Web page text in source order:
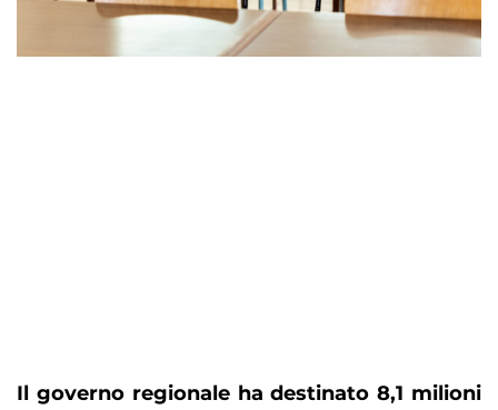
Il governo regionale ha destinato 8,1 milioni